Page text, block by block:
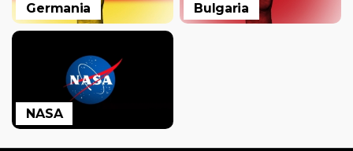
Germania Bulgaria
NASA